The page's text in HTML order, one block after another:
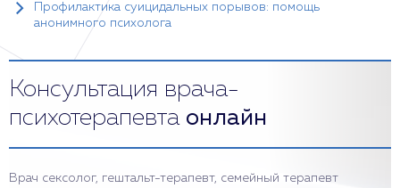
Профилактика суицидальных порывов: помощь
анонимного психолога
Консультация врача-
психотерапевта онлайн
Врач сексолог, гештальт-терапевт, семейный терапевт